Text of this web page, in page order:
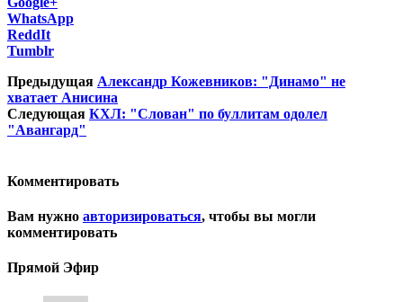
WhatsApp
ReddIt
Tumblr
Предыдущая Александр Кожевников: "Динамо" не
хватает Анисина
Следующая КХЛ: "Слован" по буллитам одолел
"Авангард"
Комментировать
Вам нужно авторизироваться, чтобы вы могли
комментировать
Прямой Эфир